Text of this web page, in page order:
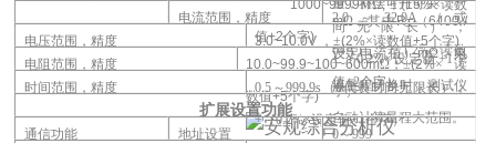
1000~9999MΩ,±(15%×读数
值+2个字)
mΩ，其中R=（6400 /
设定电流值）mΩ，电
流量程切换时，测试仪
自动计算量程大范围。
量，补偿可开可关
间无限长）；
±（0.2%×设定值+1个
字）
电流范围，精度 2.0～32.0A（或
64A），±（2%×读数
值+2个字）
电压范围，精度 3.0~10.0V ，±(2%×读数值+5个字)
电阻范围，精度
10.0~99.9~100~600mΩ；±(2%×读
数值+5个字)
时间范围，精度 0.5 ～999.9s（0代表时间无限长）；
±（0.2%×设定值+1个字）
扩展设置功能
通信功能 地址设置 0～999